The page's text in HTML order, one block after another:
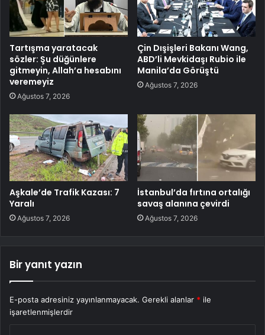
Tartışma yaratacak
sözler: Şu düğünlere
gitmeyin, Allah’a hesabını
veremeyiz
Ağustos 7, 2026
Çin Dışişleri Bakanı Wang,
ABD’li Mevkidaşı Rubio ile
Manila’da Görüştü
Ağustos 7, 2026
Aşkale’de Trafik Kazası: 7
Yaralı
Ağustos 7, 2026
İstanbul’da fırtına ortalığı
savaş alanına çevirdi
Ağustos 7, 2026
Bir yanıt yazın
E-posta adresiniz yayınlanmayacak. Gerekli alanlar * ile
işaretlenmişlerdir